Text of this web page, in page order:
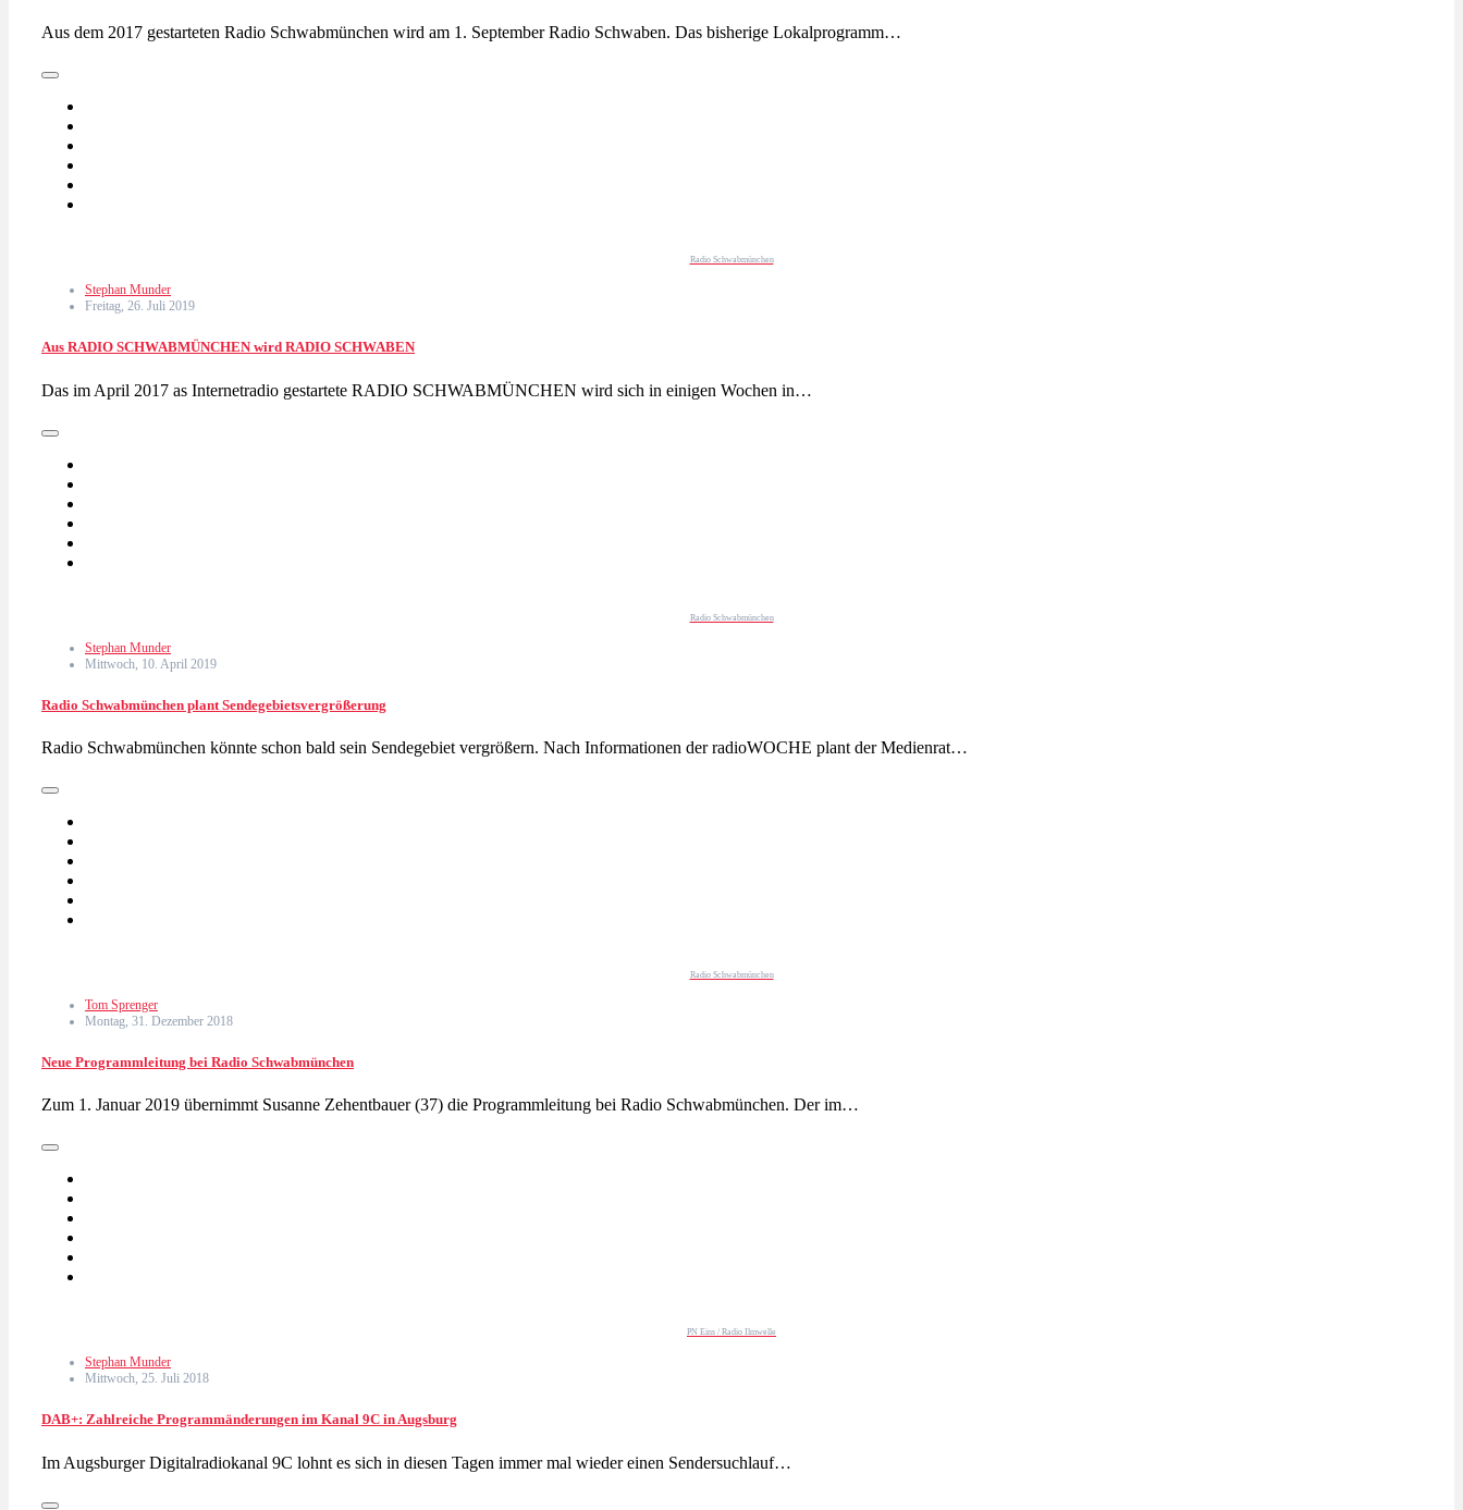
Aus dem 2017 gestarteten Radio Schwabmünchen wird am 1. September Radio Schwaben. Das bisherige Lokalprogramm…
Radio Schwabmünchen
Stephan Munder
Freitag, 26. Juli 2019
Aus RADIO SCHWABMÜNCHEN wird RADIO SCHWABEN
Das im April 2017 as Internetradio gestartete RADIO SCHWABMÜNCHEN wird sich in einigen Wochen in…
Radio Schwabmünchen
Stephan Munder
Mittwoch, 10. April 2019
Radio Schwabmünchen plant Sendegebietsvergrößerung
Radio Schwabmünchen könnte schon bald sein Sendegebiet vergrößern. Nach Informationen der radioWOCHE plant der Medienrat…
Radio Schwabmünchen
Tom Sprenger
Montag, 31. Dezember 2018
Neue Programmleitung bei Radio Schwabmünchen
Zum 1. Januar 2019 übernimmt Susanne Zehentbauer (37) die Programmleitung bei Radio Schwabmünchen. Der im…
PN Eins / Radio Ilmwelle
Stephan Munder
Mittwoch, 25. Juli 2018
DAB+: Zahlreiche Programmänderungen im Kanal 9C in Augsburg
Im Augsburger Digitalradiokanal 9C lohnt es sich in diesen Tagen immer mal wieder einen Sendersuchlauf…